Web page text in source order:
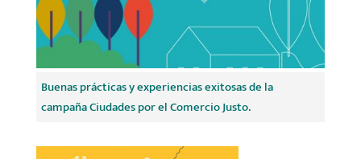
Buenas prácticas y experiencias exitosas de la
campaña Ciudades por el Comercio Justo.